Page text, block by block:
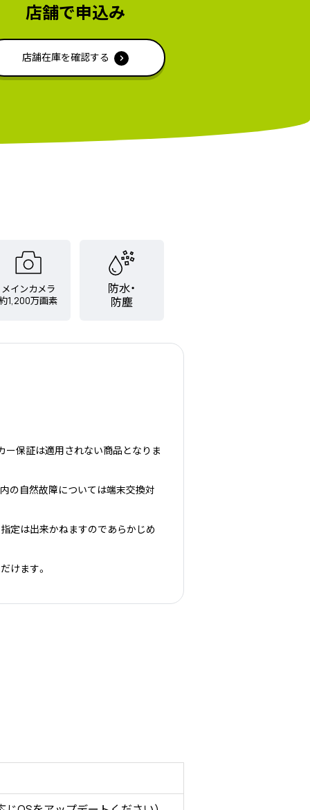
店舗で申込み
店舗在庫を確認する
メインカメラ
1,200万画素
防水・
防塵
ー保証は適用されない商品となりま
の自然故障については端末交換対
定は出来かねますのであらかじめ
けます。